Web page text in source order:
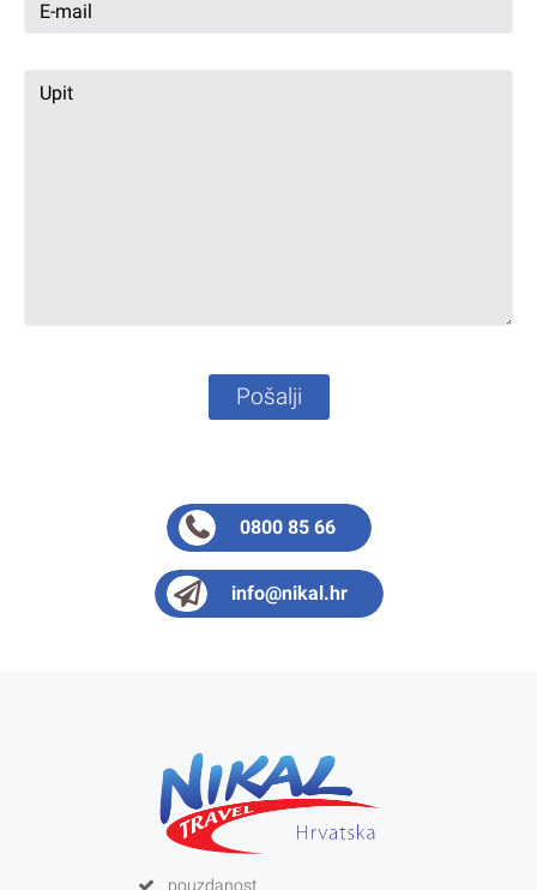
* kod plaćanja karticama cijena kompletne rezervacije uvećava
Upute i opći uvjeti putovanja za turističke aranžmane sastavni
0800 85 66